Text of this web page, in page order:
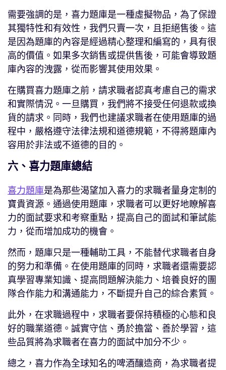
需要強調的是，喜力題庫是一種虛擬物品，為了保證
其獨特性和有效性，我們只賣一次，且拒絕售後。這
是因為題庫的內容是經過精心整理和編寫的，具有很
高的價值。如果多次銷售或提供售後，可能會導致題
庫內容的洩露，從而影響其使用效果。
在購買喜力題庫之前，請求職者認真考慮自己的需求
和實際情況。一旦購買，我們將不接受任何退款或換
貨的請求。同時，我們也建議求職者在使用題庫的過
程中，嚴格遵守法律法規和道德規範，不得將題庫內
容用於非法或不道德的目的。
六、喜力題庫總結
喜力題庫是為那些渴望加入喜力的求職者量身定制的
寶貴資源。通過使用題庫，求職者可以更好地瞭解喜
力的面試要求和考察重點，提高自己的面試和筆試能
力，從而增加成功的機會。
然而，題庫只是一種輔助工具，不能替代求職者自身
的努力和準備。在使用題庫的同時，求職者還需要認
真學習專業知識、提高問題解決能力、培養良好的團
隊合作能力和溝通能力，不斷提升自己的綜合素質。
此外，在求職過程中，求職者要保持積極的心態和良
好的職業道德。誠實守信、勇於擔當、善於學習，這
些品質將為求職者在喜力的面試中加分不少。
總之，喜力作為全球知名的啤酒釀造商，為求職者提